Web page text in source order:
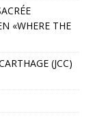
«WHERE THE
(JCC)